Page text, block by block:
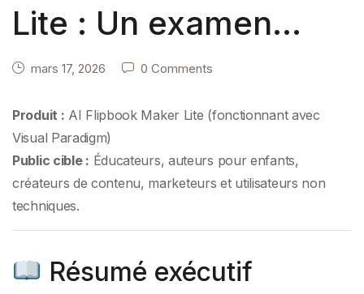
Lite : Un examen
complet du produit et
guide de l’expérience
utilisateur
mars 17, 2026 0 Comments
Produit : AI Flipbook Maker Lite (fonctionnant avec
Visual Paradigm)
Public cible : Éducateurs, auteurs pour enfants,
créateurs de contenu, marketeurs et utilisateurs non
techniques.
Résumé exécutif